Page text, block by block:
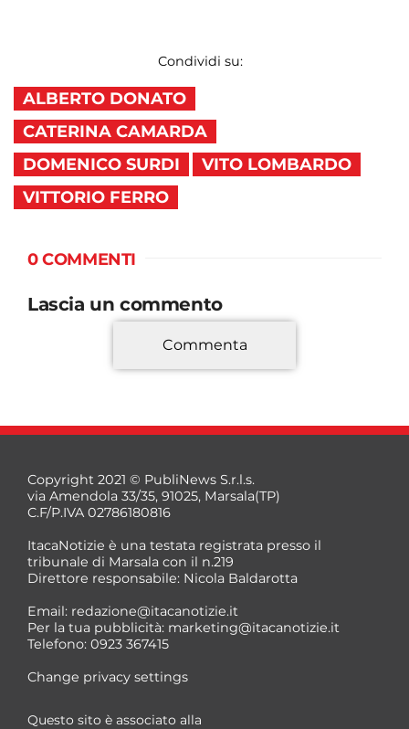
Condividi su:
ALBERTO DONATO
CATERINA CAMARDA
DOMENICO SURDI
VITO LOMBARDO
VITTORIO FERRO
0 COMMENTI
Lascia un commento
*
*
Commenta
Copyright 2021 © PubliNews S.r.l.s.
via Amendola 33/35, 91025, Marsala(TP)
C.F/P.IVA 02786180816
ItacaNotizie è una testata registrata presso il
tribunale di Marsala con il n.219
Direttore responsabile: Nicola Baldarotta
Email: redazione@itacanotizie.it
Per la tua pubblicità: marketing@itacanotizie.it
Telefono: 0923 367415
Change privacy settings
Questo sito è associato alla